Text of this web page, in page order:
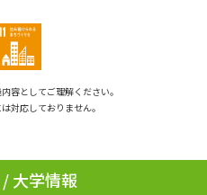
夢ナビライブ
受付内容・発送状況の確認
容としてご理解ください。
対応しておりません。
大学情報